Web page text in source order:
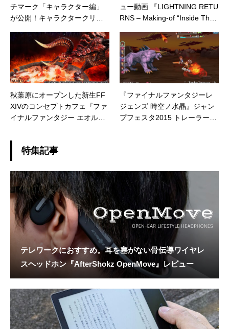
チマーク「キャラクター編」
が公開！キャラクタークリエ
ュー動画 『LIGHTNING RETU
RNS – Making-of “Inside The
秋葉原にオープンした新生FF
XIVのコンセプトカフェ『ファ
イナルファンタジー エオルゼ
『ファイナルファンタジーレ
ジェンズ 時空ノ水晶』ジャン
プフェスタ2015 トレーラー公
特集記事
テレワークにおすすめ。耳を塞がない骨伝導ワイヤレ
スヘッドホン『AfterShokz OpenMove』レビュー